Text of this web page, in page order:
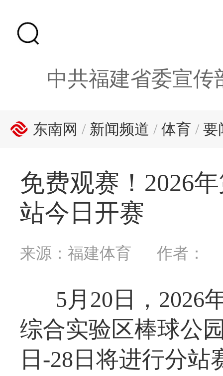
中共福建省委宣传
东南网 / 新闻频道 / 体育 / 要
免费观赛！2026
站今日开赛
来源：福建体育 作者：
5月20日，2026
综合实验区棒球公
日-28日将进行分站